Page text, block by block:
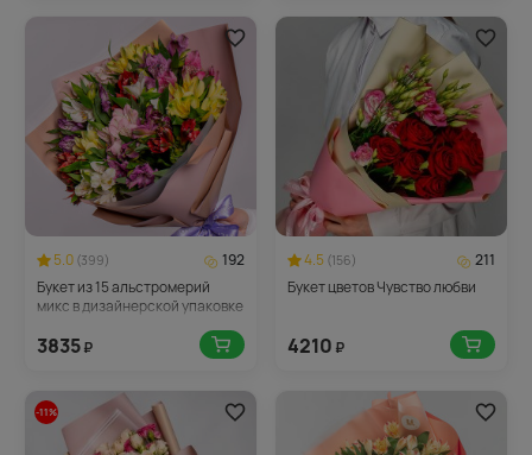
5.0 (399)
192
Букет из 15 альстромерий
микс в дизайнерской упаковке
3835₽
4.5 (156)
211
Букет цветов Чувство любви
4210 ₽
-11%